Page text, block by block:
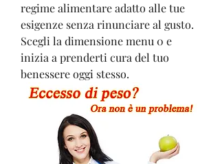
regime alimentare adatto alle tue
esigenze senza rinunciare al gusto.
Scegli la dimensione menu 0 e
inizia a prenderti cura del tuo
benessere oggi stesso.